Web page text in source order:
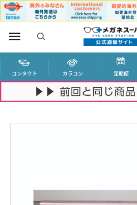
コンタクト カラコン 定期便